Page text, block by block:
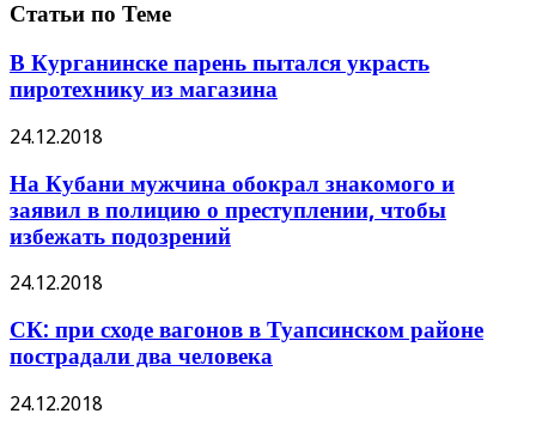
Статьи по Теме
В Курганинске парень пытался украсть
пиротехнику из магазина
24.12.2018
На Кубани мужчина обокрал знакомого и
заявил в полицию о преступлении, чтобы
избежать подозрений
24.12.2018
СК: при сходе вагонов в Туапсинском районе
пострадали два человека
24.12.2018